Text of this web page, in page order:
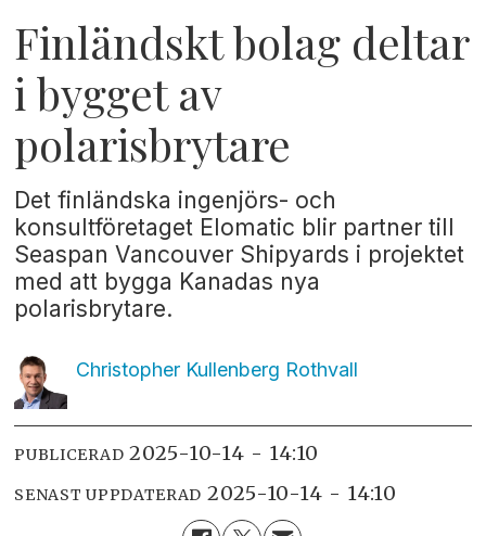
Finländskt bolag deltar
i bygget av
polarisbrytare
Det finländska ingenjörs- och
konsultföretaget Elomatic blir partner till
Seaspan Vancouver Shipyards i projektet
med att bygga Kanadas nya
polarisbrytare.
Christopher Kullenberg Rothvall
PUBLICERAD 2025-10-14 - 14:10
SENAST UPPDATERAD 2025-10-14 - 14:10